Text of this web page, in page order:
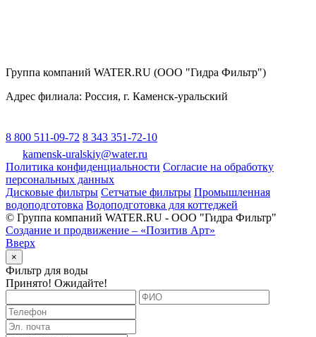
Группа компаний WATER.RU (ООО "Гидра Фильтр")
Адрес филиала: Россия, г. Каменск-уральский
8 800 511-09-72 8 343 351-72-10
kamensk-uralskiy@water.ru
Политика конфиденциальности Согласие на обработку
персональных данных
Дисковые фильтры Сетчатые фильтры Промышленная
водоподготовка Водоподготовка для коттеджей
© Группа компаний WATER.RU - ООО "Гидра Фильтр"
Создание и продвижение – «Позитив Арт»
Вверх
×
Фильтр для воды
Принято! Ожидайте!